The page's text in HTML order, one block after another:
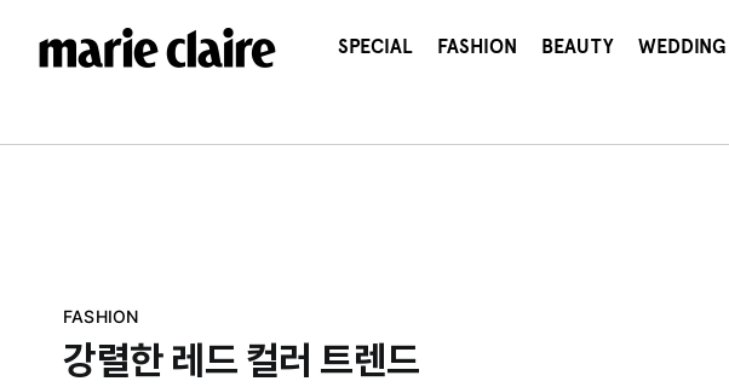
건
SPECIAL FASHION BEAUTY WEDDING
FASHION
강렬한 레드 컬러 트렌드